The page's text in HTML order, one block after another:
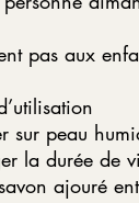
pas aux
sur peau
la durée de
ajouré